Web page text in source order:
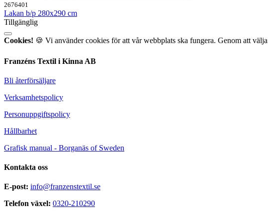
2676401
Lakan b/p 280x290 cm
Tillgänglig
Cookies! 🍪 Vi använder cookies för att vår webbplats ska fungera. Genom att
Franzéns Textil i Kinna AB
Bli återförsäljare
Verksamhetspolicy
Personuppgiftspolicy
Hållbarhet
Grafisk manual - Borganäs of Sweden
Kontakta oss
E-post: info@franzenstextil.se
Telefon växel: 0320-210290